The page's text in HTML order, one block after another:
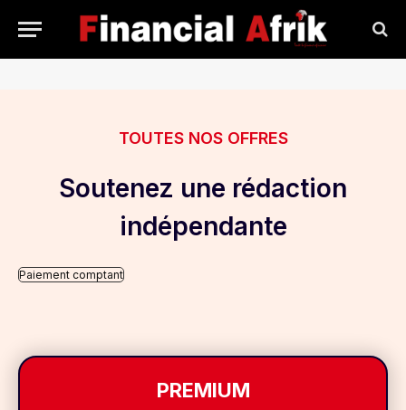
TOUTES NOS OFFRES
Soutenez une rédaction
indépendante
Paiement comptant
PREMIUM